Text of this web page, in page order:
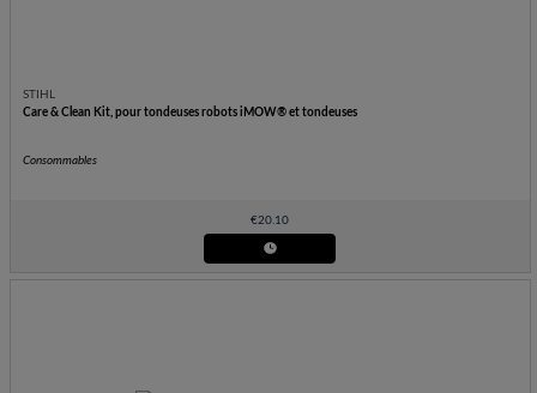
STIHL
Care & Clean Kit, pour tondeuses robots iMOW® et tondeuses
Consommables
€20.10